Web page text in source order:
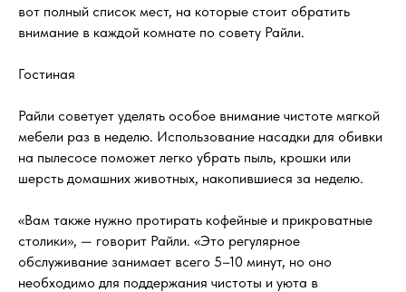
вот полный список мест, на которые стоит обратить
внимание в каждой комнате по совету Райли.
Гостиная
Райли советует уделять особое внимание чистоте мягкой
мебели раз в неделю. Использование насадки для обивки
на пылесосе поможет легко убрать пыль, крошки или
шерсть домашних животных, накопившиеся за неделю.
«Вам также нужно протирать кофейные и прикроватные
столики», — говорит Райли. «Это регулярное
обслуживание занимает всего 5–10 минут, но оно
необходимо для поддержания чистоты и уюта в